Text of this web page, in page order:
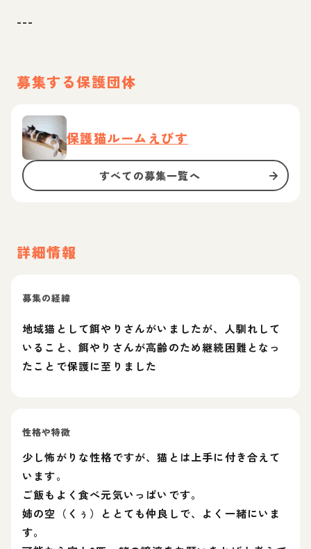
---
募集する保護団体
保護猫ルームえびす
すべての募集一覧へ
詳細情報
募集の経緯
地域猫として餌やりさんがいましたが、人馴れして
いること、餌やりさんが高齢のため継続困難となっ
たことで保護に至りました
性格や特徴
少し怖がりな性格ですが、猫とは上手に付き合えて
います。
ご飯もよく食べ元気いっぱいです。
姉の空（くぅ）ととても仲良しで、よく一緒にいま
す。